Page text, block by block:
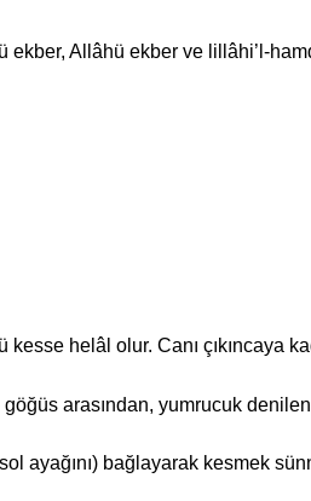
Allâhü ekber ve lillâhi’l-
helâl olur. Canı çıkıncaya
arasından, yumrucuk
ayağını) bağlayarak kesmek